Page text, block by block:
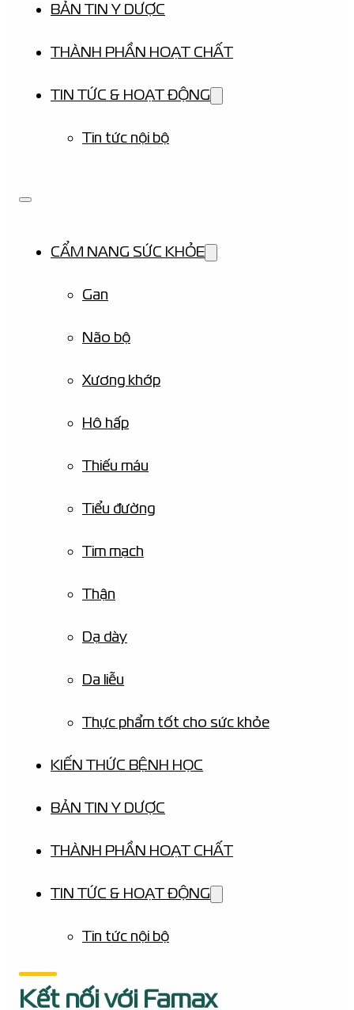
BẢN TIN Y DƯỢC
THÀNH PHẦN HOẠT CHẤT
TIN TỨC & HOẠT ĐỘNG
Tin tức nội bộ
CẨM NANG SỨC KHỎE
Gan
Não bộ
Xương khớp
Hô hấp
Thiếu máu
Tiểu đường
Tim mạch
Thận
Dạ dày
Da liễu
Thực phẩm tốt cho sức khỏe
KIẾN THỨC BỆNH HỌC
BẢN TIN Y DƯỢC
THÀNH PHẦN HOẠT CHẤT
TIN TỨC & HOẠT ĐỘNG
Tin tức nội bộ
Kết nối với Famax